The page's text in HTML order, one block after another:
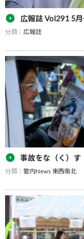
広報誌 Vol291 5
分類： 広報誌
広報誌「GREEN
事故をな（く）す
分類： 管内News 東西南北
みやま市安全・安心ま
産物直売所「道の駅み
安全市民運動」街頭啓
高なす部会の部会役員、